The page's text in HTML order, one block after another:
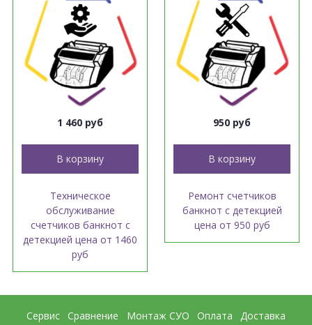
1 460 руб
В корзину
Техническое
обслуживание
счетчиков банкнот с
детекцией цена от 1460
руб
950 руб
В корзину
Ремонт счетчиков
банкнот с детекцией
цена от 950 руб
Сервис Сравнение Монтаж СУО Оплата Доставка